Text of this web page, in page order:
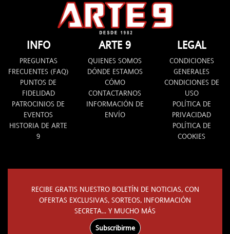
INFO
PREGUNTAS
FRECUENTES (FAQ)
PUNTOS DE
FIDELIDAD
PATROCINIOS DE
EVENTOS
HISTORIA DE ARTE
9
ARTE 9
QUIENES SOMOS
DÓNDE ESTAMOS
CÓMO
CONTACTARNOS
INFORMACIÓN DE
ENVÍO
LEGAL
CONDICIONES
GENERALES
CONDICIONES DE
USO
POLÍTICA DE
PRIVACIDAD
POLÍTICA DE
COOKIES
RECIBE GRATIS NUESTRO BOLETÍN DE NOTICIAS, CON
OFERTAS EXCLUSIVAS, SORTEOS, INFORMACIÓN
SECRETA... Y MUCHO MÁS
Subscribirme